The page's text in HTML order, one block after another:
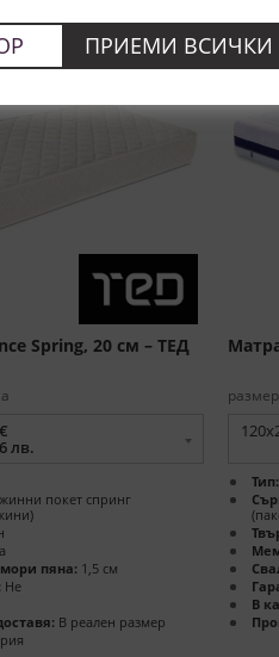
ПРИЕМИ ВСИЧКИ
Spring, 20 см – ТЕД
лв.
покет спринг
пяна: 1,5 см
Не
В реален размер
Тип:
В